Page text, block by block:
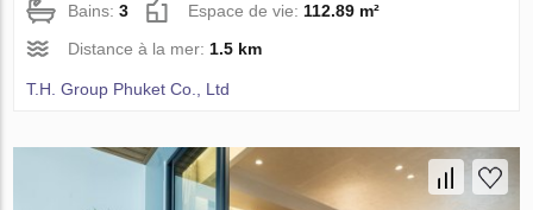
Bains:3 Espace de vie: 112.89 m²
Distance à la mer: 1.5 km
T.H. Group Phuket Co., Ltd